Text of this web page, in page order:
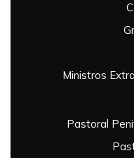
Ministros
Pastoral